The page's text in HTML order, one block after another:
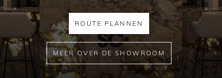
ROUTE PLANNEN
MEER OVER DE SHOWROOM